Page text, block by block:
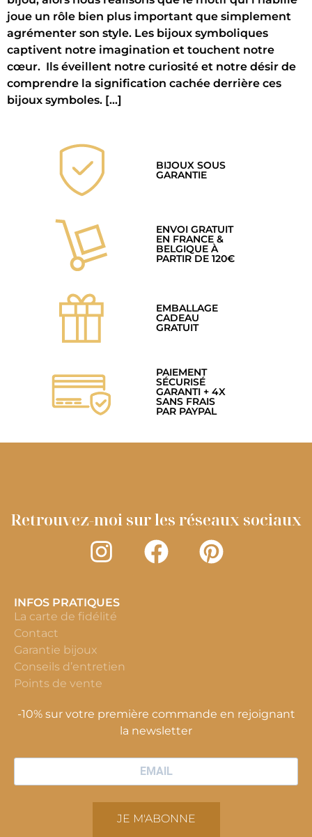
joue un rôle bien plus important que simplement
agrémenter son style. Les bijoux symboliques
captivent notre imagination et touchent notre
cœur. Ils éveillent notre curiosité et notre désir de
comprendre la signification cachée derrière ces
bijoux symboles. […]
BIJOUX SOUS
GARANTIE
ENVOI GRATUIT
EN FRANCE &
BELGIQUE À
PARTIR DE 120€
EMBALLAGE
CADEAU
GRATUIT
PAIEMENT
SÉCURISÉ
GARANTI + 4X
SANS FRAIS
PAR PAYPAL
Retrouvez-moi sur les réseaux sociaux
INFOS PRATIQUES
La carte de fidélité
Contact
Garantie bijoux
Conseils d’entretien
Points de vente
-10% sur votre première commande en rejoignant
la newsletter
JE M'ABONNE